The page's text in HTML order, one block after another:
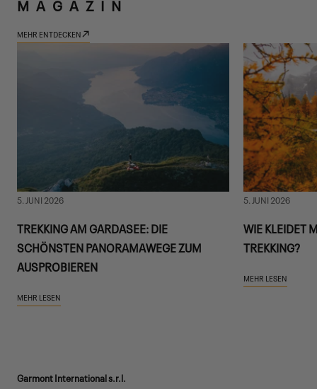
MEHR ENTDECKEN
5. JUNI 2026
TREKKING AM GARDASEE: DIE
SCHÖNSTEN PANORAMAWEGE ZUM
AUSPROBIEREN
MEHR LESEN
5. JUNI 2026
WIE KLEIDET
TREKKING?
MEHR LESEN
Garmont International s.r.l.